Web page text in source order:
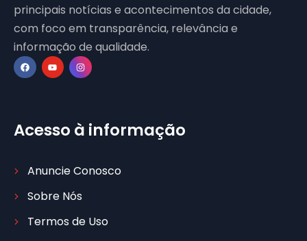
principais notícias e acontecimentos da cidade,
com foco em transparência, relevância e
informação de qualidade.
Acesso à informação
Anuncie Conosco
Sobre Nós
Termos de Uso